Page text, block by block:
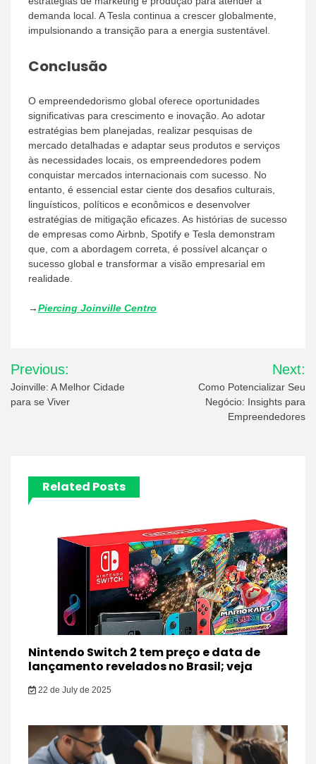
demanda local. A Tesla continua a crescer globalmente,
impulsionando a transição para a energia sustentável.
Conclusão
O empreendedorismo global oferece oportunidades
significativas para crescimento e inovação. Ao adotar
estratégias bem planejadas, realizar pesquisas de
mercado detalhadas e adaptar seus produtos e serviços
às necessidades locais, os empreendedores podem
conquistar mercados internacionais com sucesso. No
entanto, é essencial estar ciente dos desafios culturais,
linguísticos, políticos e econômicos e desenvolver
estratégias de mitigação eficazes. As histórias de sucesso
de empresas como Airbnb, Spotify e Tesla demonstram
que, com a abordagem correta, é possível alcançar o
sucesso global e transformar a visão empresarial em
realidade.
→Piercing Joinville Centro
Post
navigation
Previous:
Joinville: A Melhor Cidade
para se Viver
Next:
Como Potencializar Seu
Negócio: Insights para
Empreendedores
Related Posts
Nintendo Switch 2 tem preço e data de
lançamento revelados no Brasil; veja
22 de July de 2025